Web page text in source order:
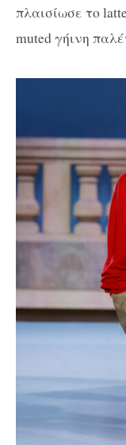
πλαισίωσε το
muted γήινη